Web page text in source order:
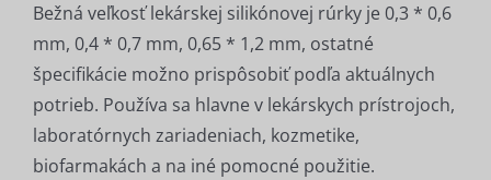
Bežná veľkosť lekárskej silikónovej rúrky je 0,3 * 0,6
mm, 0,4 * 0,7 mm, 0,65 * 1,2 mm, ostatné
špecifikácie možno prispôsobiť podľa aktuálnych
potrieb. Používa sa hlavne v lekárskych prístrojoch,
laboratórnych zariadeniach, kozmetike,
biofarmakách a na iné pomocné použitie.